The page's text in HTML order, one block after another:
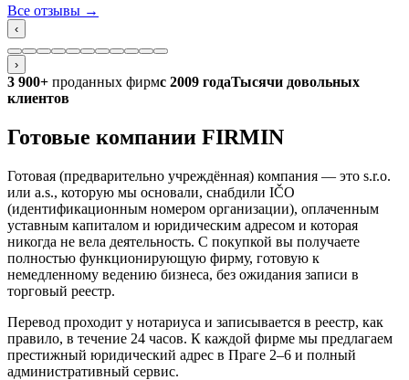
Все отзывы →
‹
›
3 900+ проданных фирмс 2009 годаТысячи довольных
клиентов
Готовые компании FIRMIN
Готовая (предварительно учреждённая) компания — это s.r.o.
или a.s., которую мы основали, снабдили IČO
(идентификационным номером организации), оплаченным
уставным капиталом и юридическим адресом и которая
никогда не вела деятельность. С покупкой вы получаете
полностью функционирующую фирму, готовую к
немедленному ведению бизнеса, без ожидания записи в
торговый реестр.
Перевод проходит у нотариуса и записывается в реестр, как
правило, в течение 24 часов. К каждой фирме мы предлагаем
престижный юридический адрес в Праге 2–6 и полный
административный сервис.